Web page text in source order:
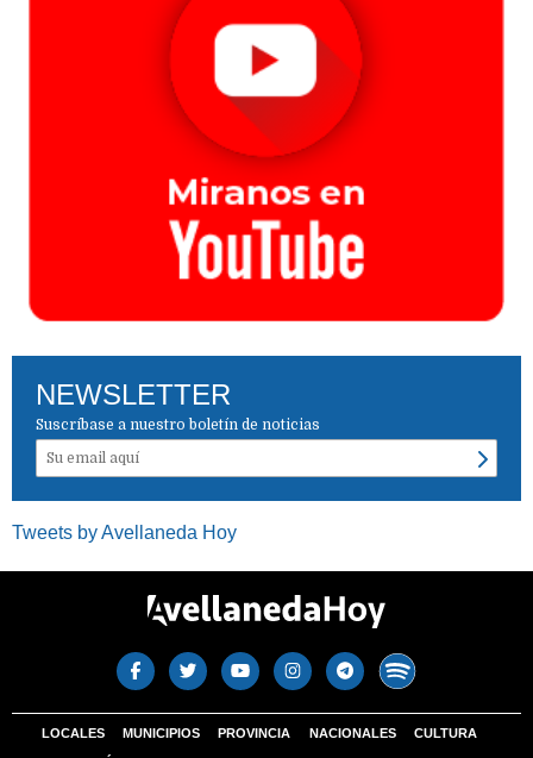
NEWSLETTER
Suscríbase a nuestro boletín de noticias
Tweets by Avellaneda Hoy
LOCALES MUNICIPIOS PROVINCIA NACIONALES CULTURA